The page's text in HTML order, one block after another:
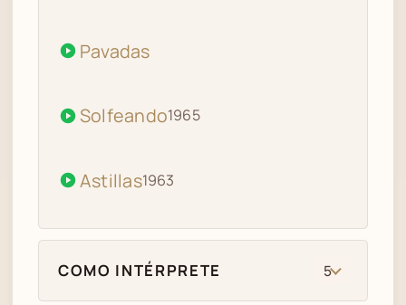
Pavadas
Solfeando1965
Astillas1963
COMO INTÉRPRETE 5